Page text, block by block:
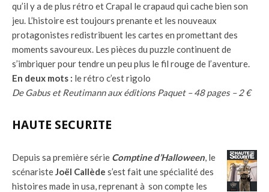
qu’il y a de plus rétro et Crapal le crapaud qui cache bien son
jeu. L’histoire est toujours prenante et les nouveaux
protagonistes redistribuent les cartes en promettant des
moments savoureux. Les pièces du puzzle continuent de
s’imbriquer pour tendre un peu plus le fil rouge de l’aventure.
En deux mots : le rétro c’est rigolo
De Gabus et Reutimann aux éditions Paquet – 48 pages – 2 €
HAUTE SECURITE
Depuis sa première série Comptine d’Halloween, le
scénaristeJoël Callède s’est fait une spécialité des
histoires made in usa, reprenant à son compte les